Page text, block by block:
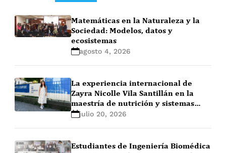
Matemáticas en la Naturaleza y la
Sociedad: Modelos, datos y
ecosistemas
agosto 4, 2026
La experiencia internacional de
Zayra Nicolle Vila Santillán en la
maestría de nutrición y sistemas
alimentarios en Ghent University
julio 20, 2026
Estudiantes de Ingeniería Biomédica